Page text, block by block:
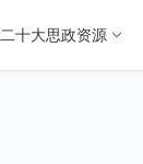
二十大思政资源